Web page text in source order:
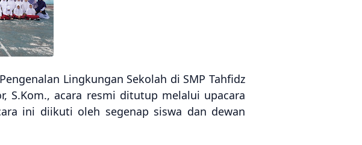
Lingkungan Sekolah di SMP Tahfidz
S.Kom., acara resmi ditutup melalui upacara
ini diikuti oleh segenap siswa dan dewan